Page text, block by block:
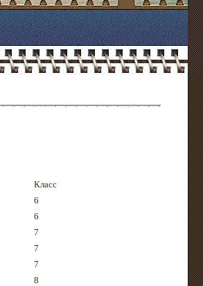
Класс
6
6
7
7
7
8